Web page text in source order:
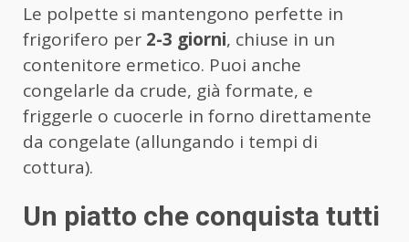
Le polpette si mantengono perfette in
frigorifero per 2-3 giorni, chiuse in un
contenitore ermetico. Puoi anche
congelarle da crude, già formate, e
friggerle o cuocerle in forno direttamente
da congelate (allungando i tempi di
cottura).
Un piatto che conquista tutti